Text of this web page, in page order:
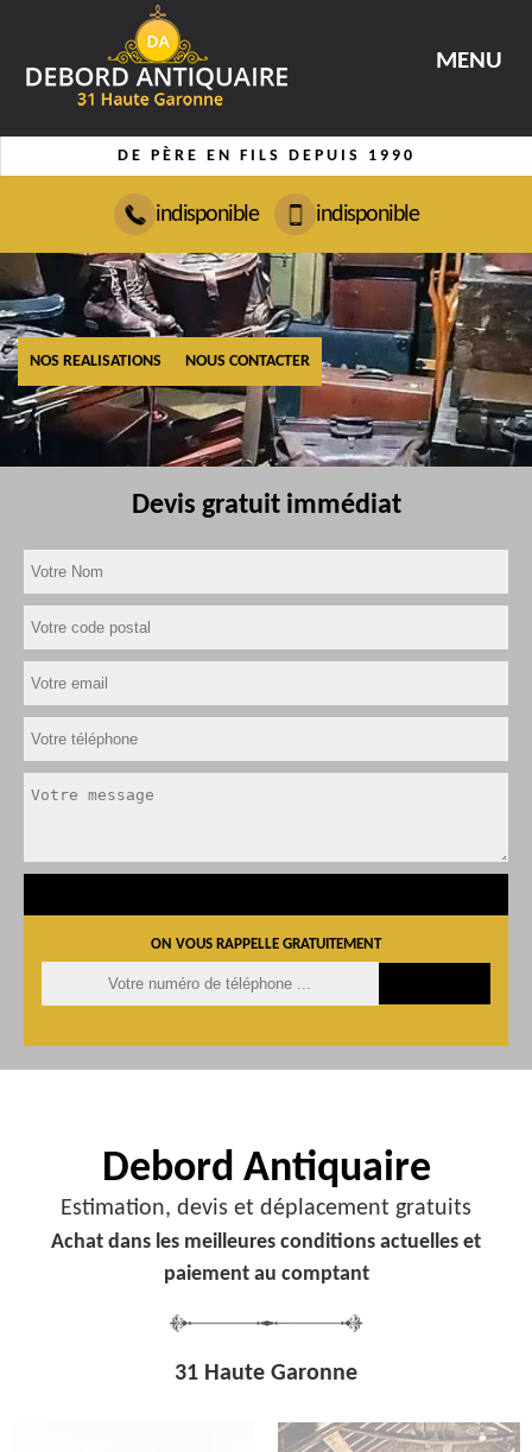
MENU
DE PÈRE EN FILS DEPUIS 1990
indisponible indisponible
NOS REALISATIONS NOUS CONTACTER
Devis gratuit immédiat
ON VOUS RAPPELLE GRATUITEMENT
Debord Antiquaire
Estimation, devis et déplacement gratuits
Achat dans les meilleures conditions actuelles et
paiement au comptant
31 Haute Garonne